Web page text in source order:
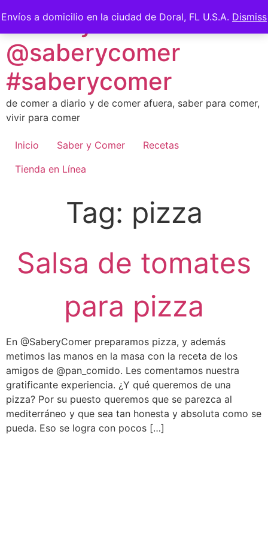
Envíos a domicilio en la ciudad de Doral, FL U.S.A. Dismiss
to
content
Saber y Comer -
@saberycomer
#saberycomer
de comer a diario y de comer afuera, saber para comer,
vivir para comer
Inicio Saber y Comer
Recetas
Tienda en Línea
Tag: pizza
Salsa de tomates
para pizza
En @SaberyComer preparamos pizza, y además
metimos las manos en la masa con la receta de los
amigos de @pan_comido. Les comentamos nuestra
gratificante experiencia. ¿Y qué queremos de una
pizza? Por su puesto queremos que se parezca al
mediterráneo y que sea tan honesta y absoluta como se
pueda. Eso se logra con pocos […]